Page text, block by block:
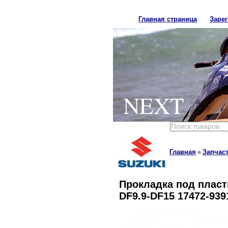
Главная страница
NEXT
Главная »
Прокладка под
DF9.9-DF15 17472-